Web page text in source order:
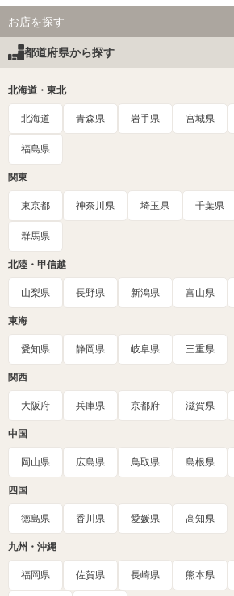
お店を探す
都道府県から探す
北海道・東北
北海道 青森県 岩手県 宮城県
福島県
関東
東京都 神奈川県 埼玉県 千葉県
群馬県
北陸・甲信越
山梨県 長野県 新潟県 富山県
東海
愛知県 静岡県 岐阜県 三重県
関西
大阪府 兵庫県 京都府 滋賀県
中国
岡山県 広島県 鳥取県 島根県
四国
徳島県 香川県 愛媛県 高知県
九州・沖縄
福岡県 佐賀県 長崎県 熊本県